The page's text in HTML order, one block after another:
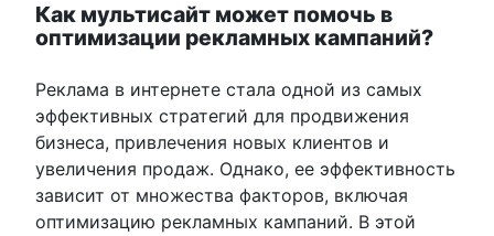
Как мультисайт может помочь в
оптимизации рекламных кампаний?
Реклама в интернете стала одной из самых
эффективных стратегий для продвижения
бизнеса, привлечения новых клиентов и
увеличения продаж. Однако, ее эффективность
зависит от множества факторов, включая
оптимизацию рекламных кампаний. В этой